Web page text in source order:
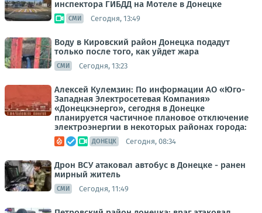
инспектора ГИБДД на Мотеле в Донецке
СМИ Сегодня, 13:49
Воду в Кировский район Донецка подадут
только после того, как уйдет жара
СМИ Сегодня, 13:23
Алексей Кулемзин: По информации АО «Юго-
Западная Электросетевая Компания»
«Донецкэнерго», сегодня в Донецке
планируется частичное плановое отключение
электроэнергии в некоторых районах города:
ДОНЕЦК Сегодня, 08:34
Дрон ВСУ атаковал автобус в Донецке - ранен
мирный житель
СМИ Сегодня, 11:49